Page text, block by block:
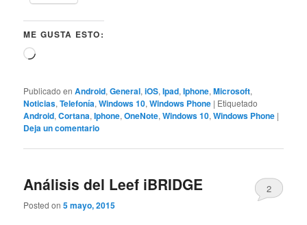
ME GUSTA ESTO:
Cargando...
Publicado en Android,General,iOS,Ipad,Iphone,Microsoft,
Noticias,Telefonía,Windows 10,Windows Phone | Etiquetado
Android,Cortana,Iphone,OneNote,Windows 10,Windows Phone |
Deja un comentario
Análisis del Leef iBRIDGE
Posted on5 mayo, 2015
2